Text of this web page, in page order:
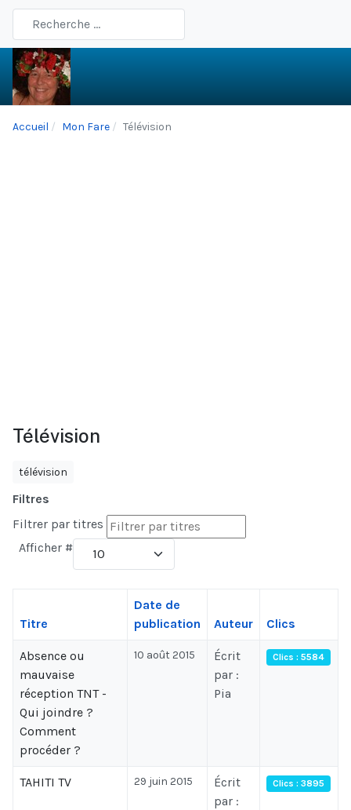
Type 2 or more characters for results.
Accueil Mon Fare Télévision
Télévision
télévision
Filtres
Filtrer par titres
Afficher #
Titre
Date de
publication
Auteur Clics
Absence ou
mauvaise
réception TNT -
Qui joindre ?
Comment
procéder ?
10 août 2015
Écrit
par :
Pia
Clics : 5584
TAHITI TV 29 juin 2015
Écrit
par :
Clics : 3895